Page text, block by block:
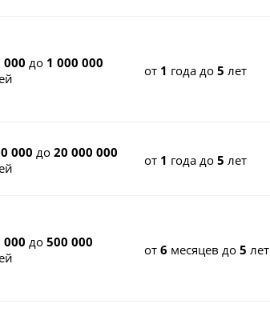
000 до 1 000 000
от 1 года до5 лет
000 до20 000 000
от 1 года до5 лет
000 до500 000
от6 месяцев до5 лет